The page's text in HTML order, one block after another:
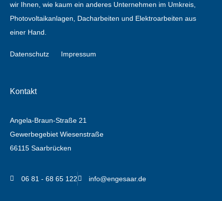
wir Ihnen, wie kaum ein anderes Unternehmen im Umkreis,
Photovoltaikanlagen, Dacharbeiten und Elektroarbeiten aus
einer Hand.
Datenschutz Impressum
Kontakt
Angela-Braun-Straße 21
Gewerbegebiet Wiesenstraße
66115 Saarbrücken
06 81 - 68 65 122 info@engesaar.de